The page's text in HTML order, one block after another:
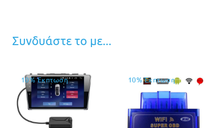
Συνδυάστε το με...
10% Έκπτωση 10% Έκπτωση